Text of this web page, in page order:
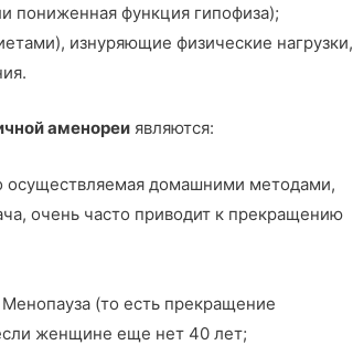
пониженная функция гипофиза);
изнуряющие физические нагрузки,
аменореи являются:
осуществляемая домашними методами,
очень часто приводит к прекращению
(то есть прекращение
женщине еще нет 40 лет;